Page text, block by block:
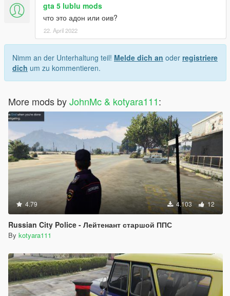
gta 5 lublu mods
что это адон или оив?
22. April 2022
Nimm an der Unterhaltung teil! Melde dich an oder registriere
dich um zu kommentieren.
More mods byJohnMc & kotyara111:
4.79 4.103 12
Russian City Police - Лейтенант старшой ППС
By kotyara111